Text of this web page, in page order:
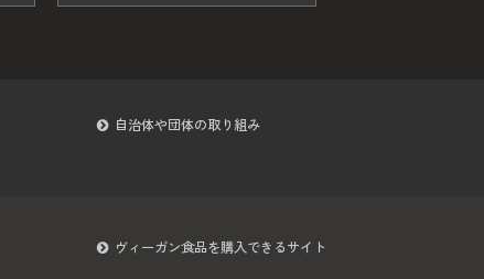
自治体や団体の取り組み
ヴィーガン食品を購入できるサイト